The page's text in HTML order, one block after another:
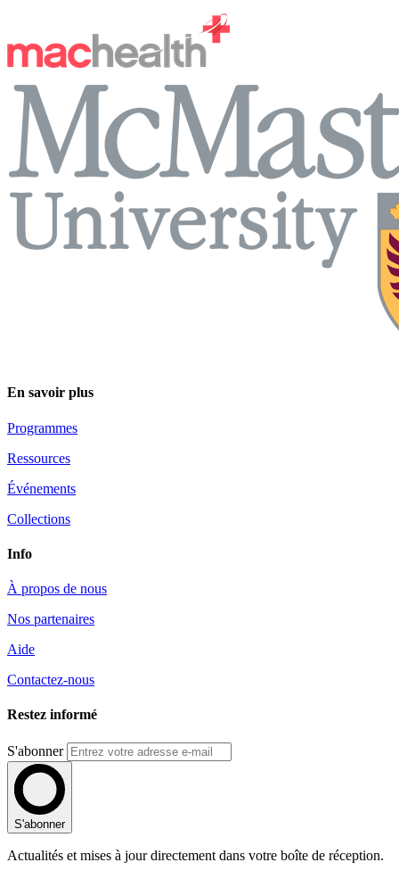
En savoir plus
Programmes
Ressources
Événements
Collections
Info
À propos de nous
Nos partenaires
Aide
Contactez-nous
Restez informé
S'abonner
S'abonner
Actualités et mises à jour directement dans votre boîte de réception.